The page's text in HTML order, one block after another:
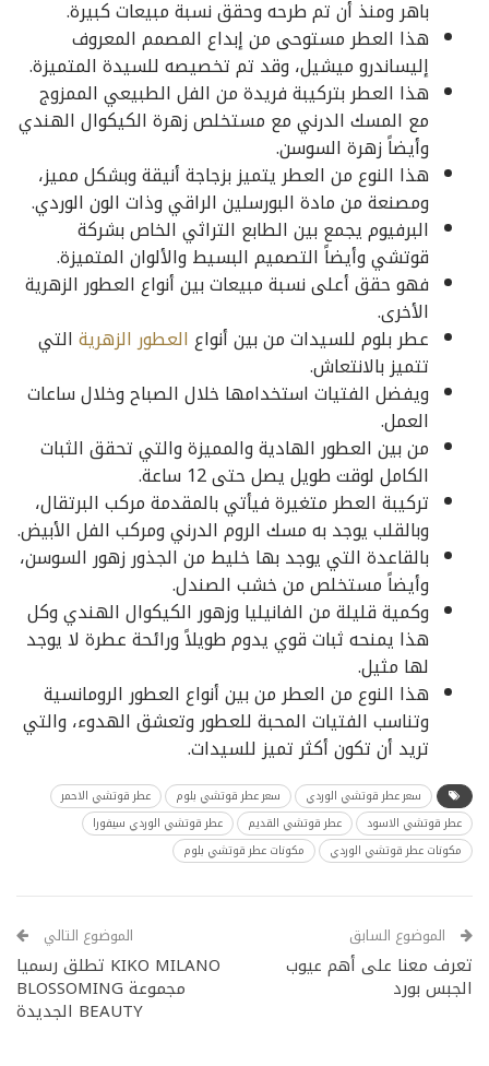
باهر ومنذ أن تم طرحه وحقق نسبة مبيعات كبيرة.
هذا العطر مستوحى من إبداع المصمم المعروف
إليساندرو ميشيل، وقد تم تخصيصه للسيدة المتميزة.
هذا العطر بتركيبة فريدة من الفل الطبيعي الممزوج
مع المسك الدرني مع مستخلص زهرة الكيكوال الهندي
وأيضاً زهرة السوسن.
هذا النوع من العطر يتميز بزجاجة أنيقة وبشكل مميز،
ومصنعة من مادة البورسلين الراقي وذات الون الوردي.
البرفيوم يجمع بين الطابع التراثي الخاص بشركة
قوتشي وأيضاً التصميم البسيط والألوان المتميزة.
فهو حقق أعلى نسبة مبيعات بين أنواع العطور الزهرية
الأخرى.
عطر بلوم للسيدات من بين أنواع العطور الزهريةالتي
تتميز بالانتعاش.
ويفضل الفتيات استخدامها خلال الصباح وخلال ساعات
العمل.
من بين العطور الهادية والمميزة والتي تحقق الثبات
الكامل لوقت طويل يصل حتى 12 ساعة.
تركيبة العطر متغيرة فيأتي بالمقدمة مركب البرتقال،
وبالقلب يوجد به مسك الروم الدرني ومركب الفل الأبيض.
بالقاعدة التي يوجد بها خليط من الجذور زهور السوسن،
وأيضاً مستخلص من خشب الصندل.
وكمية قليلة من الفانيليا وزهور الكيكوال الهندي وكل
هذا يمنحه ثبات قوي يدوم طويلاً ورائحة عطرة لا يوجد
لها مثيل.
هذا النوع من العطر من بين أنواع العطور الرومانسية
وتناسب الفتيات المحبة للعطور وتعشق الهدوء، والتي
تريد أن تكون أكثر تميز للسيدات.
سعر عطر قوتشي الوردي سعر عطر قوتشي بلوم
عطر قوتشي الاحمر
عطر قوتشي الاسود
عطر قوتشي القديم
عطر قوتشي الوردي سيفورا
مكونات عطر قوتشي الوردي
مكونات عطر قوتشي بلوم
الموضوع السابق
تعرف معنا على أهم عيوب
الجبس بورد
الموضوع التالي
KIKO MILANO تطلق رسميا
مجموعة BLOSSOMING
BEAUTY الجديدة